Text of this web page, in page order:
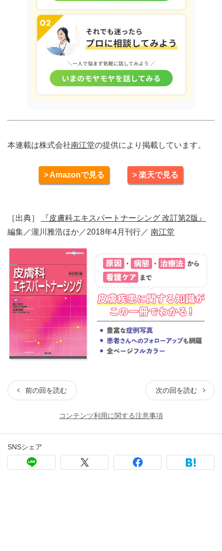
本連載は株式会社南江堂の提供により掲載しています。
> Amazonで見る > 楽天で見る
［出典］
『皮膚科エキスパートナーシング 改訂第2版』
編集／瀧川雅浩ほか／2018年4月刊行／ 南江堂
前の回を読む 次の回を読む
コンテンツ利用に関する注意事項
SNSシェア